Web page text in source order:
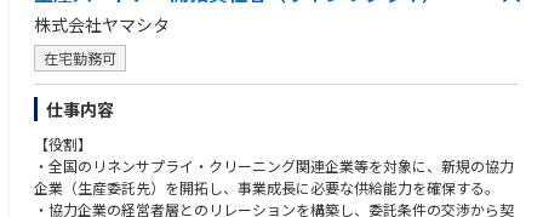
■会社概要
1963年、静岡を拠点にリネンサプライ会社として創業。1988年、福祉用
具レンタル・販売事業に参入。
現在、両事業とも業界大手のポジションを確立し、売上規模で2030年に8
50億、2050年に1兆円への成長に向けた全社・事業・ブランド戦略等の変
革を行う第2創業期として位置付けています。2021年、AIサービス開発会
社エクサウィザースとのジョイントベンチャーを立ち上げ、既存事業×テ
クノロジー（DX）領域に進出しています。
今後、卓越したサービス品質及び顧客価値で圧倒的な業界シェアを獲得
談機会を創出している。
・関係構築力：顧客本部、ホテル現場、社内関係部署との信頼関係を築
き、商談を前に進めている。
・分析的思考力：顧客課題、競合状況、価格、コスト、供給体制を分析
し、勝ち筋を明確にしている。
・リーダーシップ：周囲を巻き込み、新規アカウント獲得に向けた行動を
引き出している。
【歓迎要件】
・ホテル、リネン、消耗品、食品、設備、物流など、チェーン本部向けBt
株式会社ヤマシタ
在宅勤務可
仕事内容
【役割】
・全国のリネンサプライ・クリーニング関連企業等を対象に、新規の協力
企業（生産委託先）を開拓し、事業成長に必要な供給能力を確保する。
・協力企業の経営者層とのリレーションを構築し、委託条件の交渉から契